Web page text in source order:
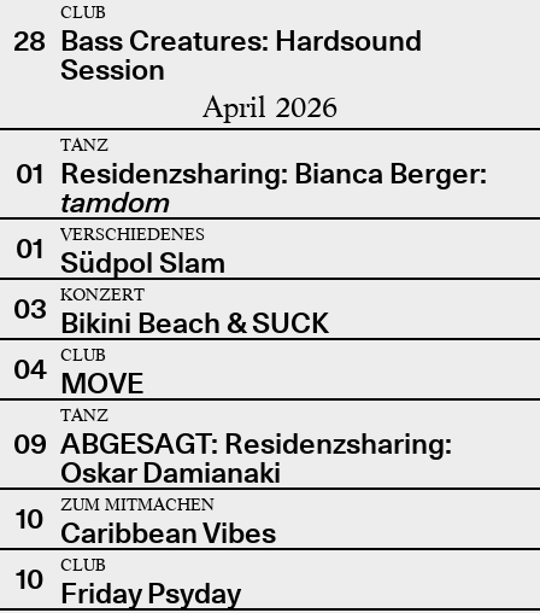
28
CLUB
Bass Creatures: Hardsound
Session
April 2026
01
TANZ
Residenzsharing: Bianca Berger:
tamdom
01
VERSCHIEDENES
Südpol Slam
03
KONZERT
Bikini Beach & SUCK
04
CLUB
MOVE
09
TANZ
ABGESAGT: Residenzsharing:
Oskar Damianaki
10
ZUM MITMACHEN
Caribbean Vibes
10
CLUB
Friday Psyday